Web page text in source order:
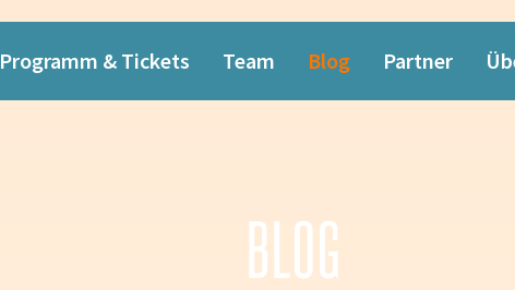
Programm & Tickets Team Blog Partner
BLOG